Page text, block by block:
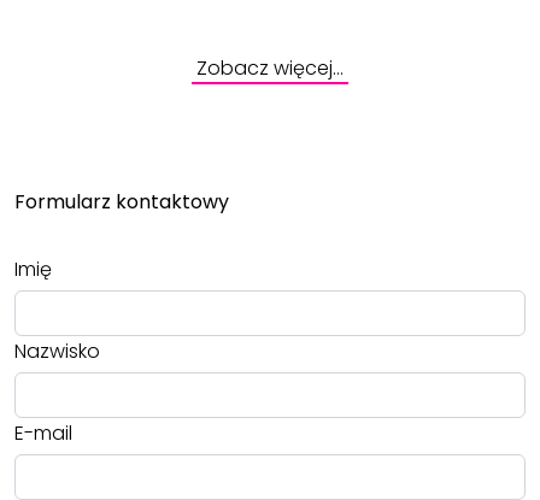
Zobacz więcej…
Formularz kontaktowy
Imię
Nazwisko
E-mail